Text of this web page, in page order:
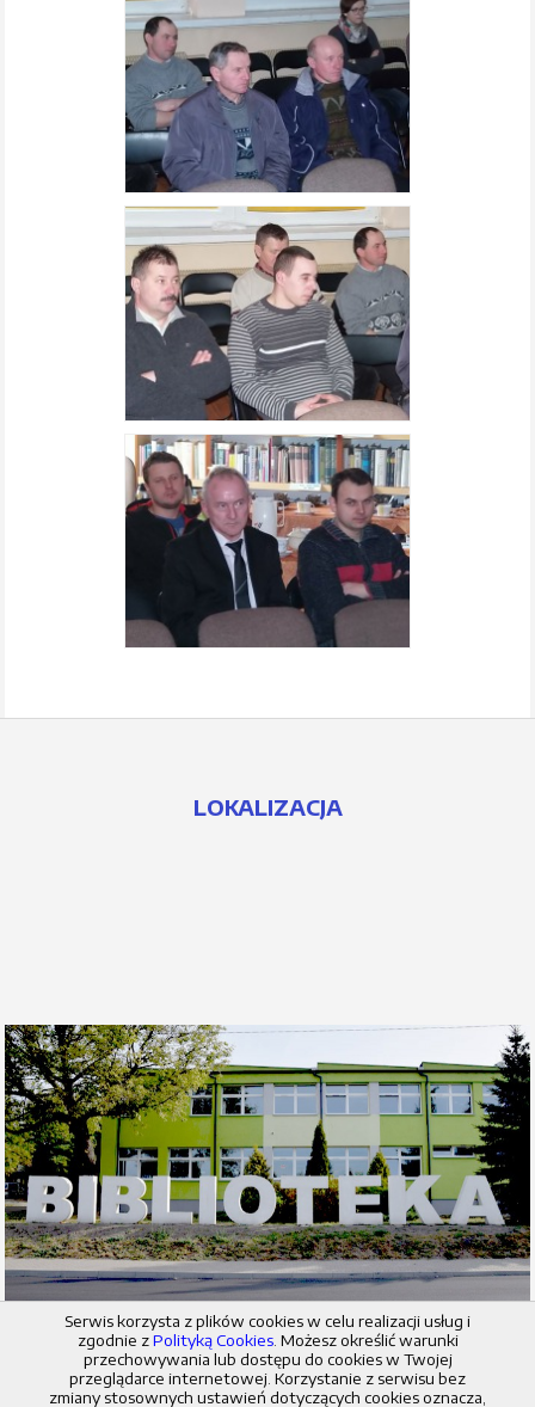
LOKALIZACJA
© 2026 Miejska i Powiatowa Biblioteka Publiczna w Radziejowie
Serwis korzysta z plików cookies w celu realizacji usług i
zgodnie zPolityką Cookies. Możesz określić warunki
przechowywania lub dostępu do cookies w Twojej
przeglądarce internetowej. Korzystanie z serwisu bez
zmiany stosownych ustawień dotyczących cookies oznacza,